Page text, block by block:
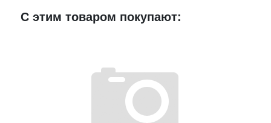
С этим товаром покупают: